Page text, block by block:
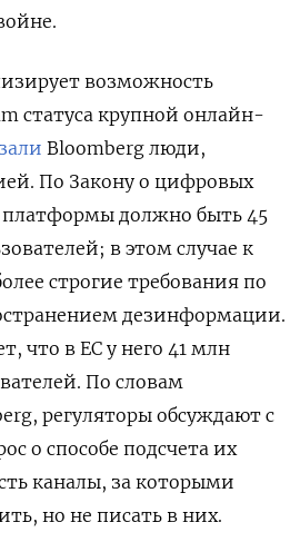
возможность
статуса крупной онлайн-
Bloomberg люди,
По Закону о цифровых
платформы должно быть 45
в этом случае к
строгие требования по
дезинформации.
что в ЕС у него 41 млн
По словам
регуляторы обсуждают с
о способе подсчета их
каналы, за которыми
но не писать в них.